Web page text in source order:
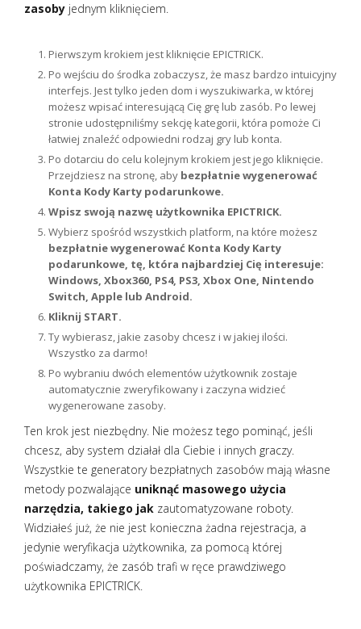
zasoby jednym kliknięciem.
Pierwszym krokiem jest kliknięcie EPICTRICK.
Po wejściu do środka zobaczysz, że masz bardzo intuicyjny
interfejs. Jest tylko jeden dom i wyszukiwarka, w której
możesz wpisać interesującą Cię grę lub zasób. Po lewej
stronie udostępniliśmy sekcję kategorii, która pomoże Ci
łatwiej znaleźć odpowiedni rodzaj gry lub konta.
Po dotarciu do celu kolejnym krokiem jest jego kliknięcie.
Przejdziesz na stronę, aby bezpłatnie wygenerować
Konta Kody Karty podarunkowe.
Wpisz swoją nazwę użytkownika EPICTRICK.
Wybierz spośród wszystkich platform, na które możesz
bezpłatnie wygenerować Konta Kody Karty
podarunkowe, tę, która najbardziej Cię interesuje:
Windows, Xbox360, PS4, PS3, Xbox One, Nintendo
Switch, Apple lub Android.
Kliknij START.
Ty wybierasz, jakie zasoby chcesz i w jakiej ilości.
Wszystko za darmo!
Po wybraniu dwóch elementów użytkownik zostaje
automatycznie zweryfikowany i zaczyna widzieć
wygenerowane zasoby.
Ten krok jest niezbędny. Nie możesz tego pominąć, jeśli
chcesz, aby system działał dla Ciebie i innych graczy.
Wszystkie te generatory bezpłatnych zasobów mają własne
metody pozwalające uniknąć masowego użycia
narzędzia, takiego jak zautomatyzowane roboty.
Widziałeś już, że nie jest konieczna żadna rejestracja, a
jedynie weryfikacja użytkownika, za pomocą której
poświadczamy, że zasób trafi w ręce prawdziwego
użytkownika EPICTRICK.